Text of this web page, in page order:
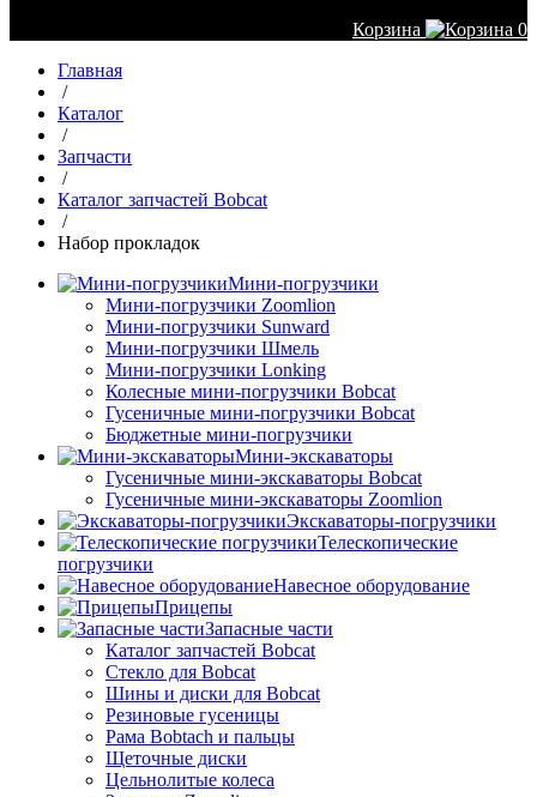
Корзина
0
Главная
/
Каталог
/
Запчасти
/
Каталог запчастей Bobcat
/
Набор прокладок
Мини-погрузчики
Мини-погрузчики Zoomlion
Мини-погрузчики Sunward
Мини-погрузчики Шмель
Мини-погрузчики Lonking
Колесные мини-погрузчики Bobcat
Гусеничные мини-погрузчики Bobcat
Бюджетные мини-погрузчики
Мини-экскаваторы
Гусеничные мини-экскаваторы Bobcat
Гусеничные мини-экскаваторы Zoomlion
Экскаваторы-погрузчики
Телескопические
погрузчики
Навесное оборудование
Прицепы
Запасные части
Каталог запчастей Bobcat
Стекло для Bobcat
Шины и диски для Bobcat
Резиновые гусеницы
Рама Bobtach и пальцы
Щеточные диски
Цельнолитые колеса